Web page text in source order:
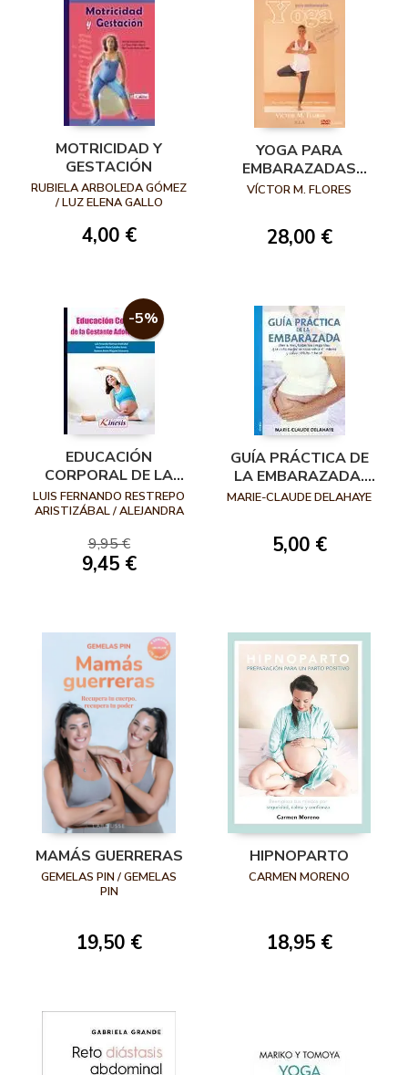
MOTRICIDAD Y
GESTACIÓN
RUBIELA ARBOLEDA GÓMEZ
/ LUZ ELENA GALLO
MOLINA RESTREPO
4,00 €
YOGA PARA
EMBARAZADAS
+DVD. PARA UN
VÍCTOR M. FLORES
28,00 €
-5%
EDUCACIÓN
CORPORAL DE LA
GESTANTE
ADOLESCENTE
LUIS FERNANDO RESTREPO
ARISTIZÁBAL / ALEJANDRA
DIAIMEN ALVEIRO PULGARÍN
9,95 €
9,45 €
GUÍA PRÁCTICA DE
LA EMBARAZADA.
MES A MES, TODAS
MARIE-CLAUDE DELAHAYE
5,00 €
MAMÁS GUERRERAS
GEMELAS PIN / GEMELAS
PIN
19,50 €
HIPNOPARTO
CARMEN MORENO
18,95 €